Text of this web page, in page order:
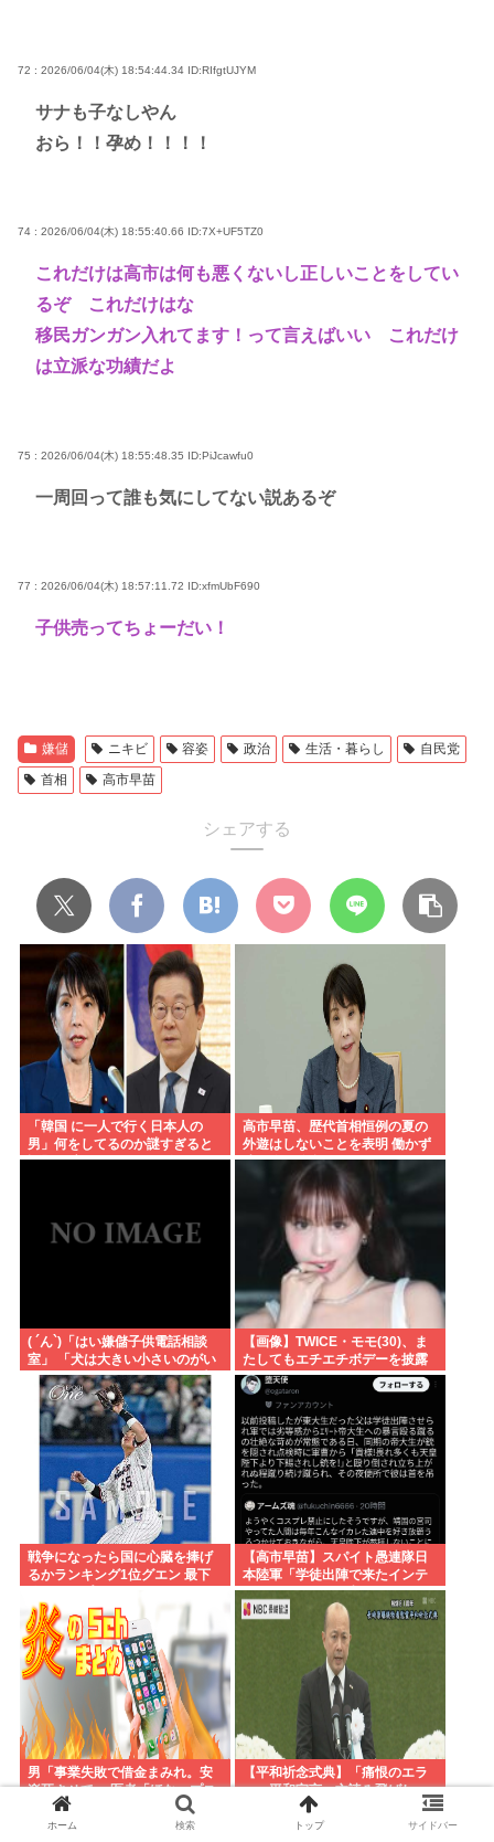
72 : 2026/06/04(木) 18:54:44.34 ID:RIfgtUJYM
サナも子なしやん
おら！！孕め！！！！
74 : 2026/06/04(木) 18:55:40.66 ID:7X+UF5TZ0
これだけは高市は何も悪くないし正しいことをしてい
るぞ これだけはな
移民ガンガン入れてます！って言えばいい これだけ
は立派な功績だよ
75 : 2026/06/04(木) 18:55:48.35 ID:PiJcawfu0
一周回って誰も気にしてない説あるぞ
77 : 2026/06/04(木) 18:57:11.72 ID:xfmUbF690
子供売ってちょーだい！
嫌儲 ニキビ 容姿 政治 生活・暮らし
自民党
首相
高市早苗
シェアする
「韓国 に一人で行く日本人の
男」何をしてるのか謎すぎると
話題に 言われてみれば確かにそ
高市早苗、歴代首相恒例の夏の
外遊はしないことを表明 働かず
連日終日公邸のもよう
( ´ん`)「はい嫌儲子供電話相談
室」 「犬は大きい小さいのがい
るのになんで猫はみんな同じ大
きさなの？」
【画像】TWICE・モモ(30)、ま
たしてもエチエチボデーを披露
www
戦争になったら国に心臓を捧げ
るかランキング1位グエン 最下
【高市早苗】スパイト愚連隊日
本陸軍「学徒出陣で来たインテ
リのクソガキ気に入らねえから
壮絶イジメしてやる」
男「事業失敗で借金まみれ。安
楽死させて」 医者「ほな…プス
ッ」→ 「やっぱ死にたくないよ
ぉ」 医者「えぇ…」 死亡
【平和祈念式典】「痛恨のエラ
ー」平和宣言一文読み飛ばし…
長崎市長「つい熱くなって」
NPT義務履行求める重要一文
ホーム 検索 トップ サイドバー